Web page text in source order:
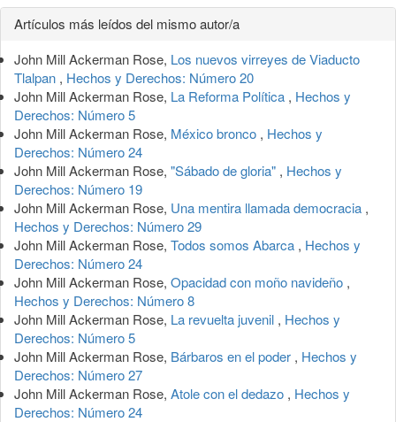
Detalles
del
artículo
Artículos más leídos del mismo autor/a
John Mill Ackerman Rose, Los nuevos virreyes de Viaducto
Tlalpan , Hechos y Derechos: Número 20
John Mill Ackerman Rose, La Reforma Política , Hechos y
Derechos: Número 5
John Mill Ackerman Rose, México bronco , Hechos y
Derechos: Número 24
John Mill Ackerman Rose, "Sábado de gloria" , Hechos y
Derechos: Número 19
John Mill Ackerman Rose, Una mentira llamada democracia ,
Hechos y Derechos: Número 29
John Mill Ackerman Rose, Todos somos Abarca , Hechos y
Derechos: Número 24
John Mill Ackerman Rose, Opacidad con moño navideño ,
Hechos y Derechos: Número 8
John Mill Ackerman Rose, La revuelta juvenil , Hechos y
Derechos: Número 5
John Mill Ackerman Rose, Bárbaros en el poder , Hechos y
Derechos: Número 27
John Mill Ackerman Rose, Atole con el dedazo , Hechos y
Derechos: Número 24